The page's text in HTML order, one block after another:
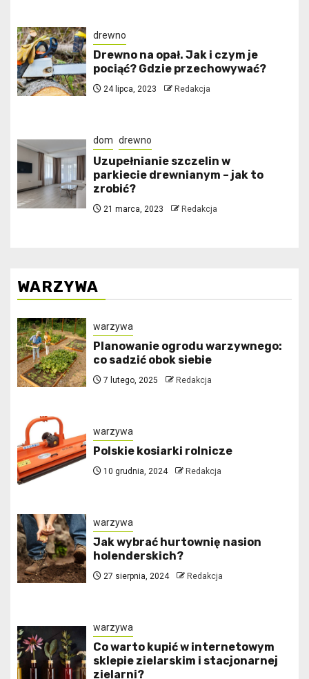
drewno
Drewno na opał. Jak i czym je
pociąć? Gdzie przechowywać?
24 lipca, 2023 Redakcja
dom drewno
Uzupełnianie szczelin w
parkiecie drewnianym – jak to
zrobić?
21 marca, 2023 Redakcja
WARZYWA
warzywa
Planowanie ogrodu warzywnego:
co sadzić obok siebie
7 lutego, 2025 Redakcja
warzywa
Polskie kosiarki rolnicze
10 grudnia, 2024 Redakcja
warzywa
Jak wybrać hurtownię nasion
holenderskich?
27 sierpnia, 2024 Redakcja
warzywa
Co warto kupić w internetowym
sklepie zielarskim i stacjonarnej
zielarni?